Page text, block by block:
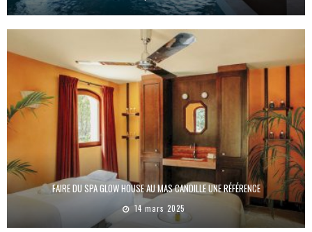
FAIRE DU SPA GLOW HOUSE AU MAS CANDILLE UNE RÉFÉRENCE
14 mars 2025